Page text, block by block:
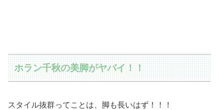
ホラン千秋の美脚がヤバイ！！
スタイル抜群ってことは、脚も長いはず！！！